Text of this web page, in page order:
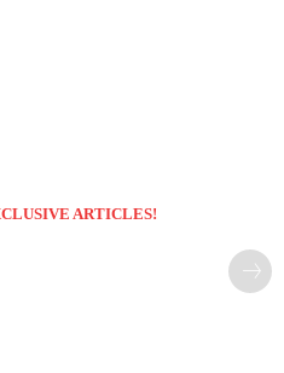
ARTICLES!